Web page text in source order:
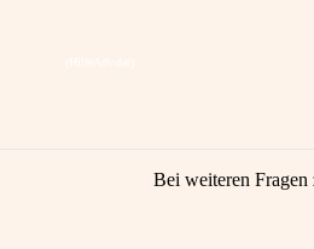
Bei weiteren